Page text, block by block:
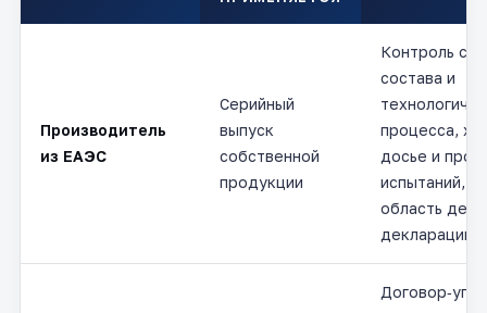
Производитель
из ЕАЭС
Серийный
выпуск
собственной
продукции
Контроль
состава и
процесса,
досье и
испытаний,
область
декларации.